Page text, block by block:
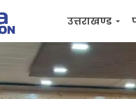
उत्तराखण्ड